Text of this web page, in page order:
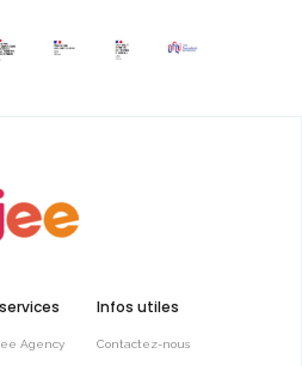
Agency
Infos utiles
Contactez-nous